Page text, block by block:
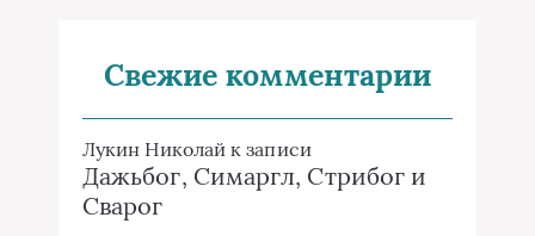
Свежие комментарии
Лукин Николай к записи
Дажьбог, Симаргл, Стрибог и
Сварог